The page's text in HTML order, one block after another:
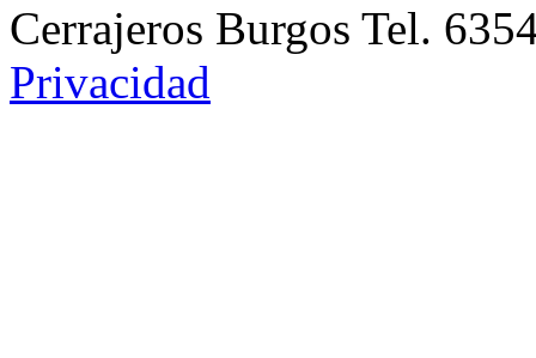
Cerrajeros Burgos Tel.
Privacidad